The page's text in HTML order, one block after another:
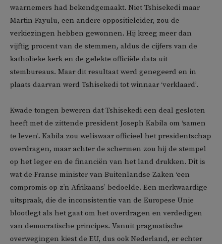
waarnemers had bekendgemaakt. Niet Tshisekedi maar
Martin Fayulu, een andere oppositieleider, zou de
verkiezingen hebben gewonnen. Hij kreeg meer dan
vijftig procent van de stemmen, aldus de cijfers van de
katholieke kerk en de gelekte officiële data uit
stembureaus. Maar dit resultaat werd genegeerd en in
plaats daarvan werd Tshisekedi tot winnaar ‘verklaard’.
Kwade tongen beweren dat Tshisekedi een deal gesloten
heeft met de zittende president Joseph Kabila om ‘samen
te leven’. Kabila zou weliswaar officieel het presidentschap
overdragen, maar achter de schermen zou hij de stempel
op het leger en de financiën van het land drukken. Dit is
wat de Franse minister van Buitenlandse Zaken ‘een
compromis op z’n Afrikaans’ bedoelde. Een merkwaardige
uitspraak, die de inconsistentie van de Europese Unie
blootlegt als het gaat om het overdragen en verdedigen
van democratische principes. Vanuit pragmatische
overwegingen kiest de EU, dus ook Nederland, er echter